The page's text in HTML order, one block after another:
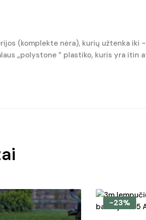
(komplekte nėra), kurių užtenka iki
„polystone ” plastiko, kuris yra itin
-23%